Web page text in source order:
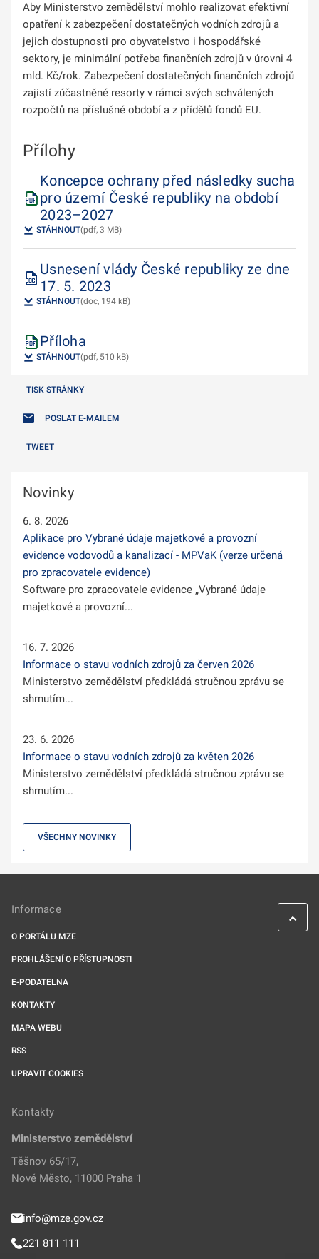
Aby Ministerstvo zemědělství mohlo realizovat efektivní
opatření k zabezpečení dostatečných vodních zdrojů a
jejich dostupnosti pro obyvatelstvo i hospodářské
sektory, je minimální potřeba finančních zdrojů v úrovni 4
mld. Kč/rok. Zabezpečení dostatečných finančních zdrojů
zajistí zúčastněné resorty v rámci svých schválených
rozpočtů na příslušné období a z přídělů fondů EU.
Přílohy
Koncepce ochrany před následky sucha
pro území České republiky na období
2023–2027
STÁHNOUT(pdf, 3 MB)
Usnesení vlády České republiky ze dne
17. 5. 2023
STÁHNOUT(doc, 194 kB)
Příloha
STÁHNOUT(pdf, 510 kB)
TISK STRÁNKY
POSLAT E-MAILEM
TWEET
Novinky
6. 8. 2026
Aplikace pro Vybrané údaje majetkové a provozní
evidence vodovodů a kanalizací - MPVaK (verze určená
pro zpracovatele evidence)
Software pro zpracovatele evidence „Vybrané údaje
majetkové a provozní...
16. 7. 2026
Informace o stavu vodních zdrojů za červen 2026
Ministerstvo zemědělství předkládá stručnou zprávu se
shrnutím...
23. 6. 2026
Informace o stavu vodních zdrojů za květen 2026
Ministerstvo zemědělství předkládá stručnou zprávu se
shrnutím...
VŠECHNY NOVINKY
Informace
O PORTÁLU MZE
PROHLÁŠENÍ O PŘÍSTUPNOSTI
E-PODATELNA
KONTAKTY
MAPA WEBU
RSS
UPRAVIT COOKIES
Kontakty
Ministerstvo zemědělství
Těšnov 65/17,
Nové Město, 11000 Praha 1
info@mze.gov.cz
221 811 111